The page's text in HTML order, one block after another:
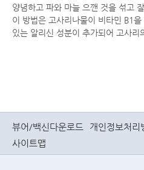
양념하고 파와 마늘 으깬 것을 섞고
이 방법은 고사리나물이 비타민 B1
있는 알리신 성분이 추가되어 고사리
뷰어/백신다운로드 개인정보처리
사이트맵